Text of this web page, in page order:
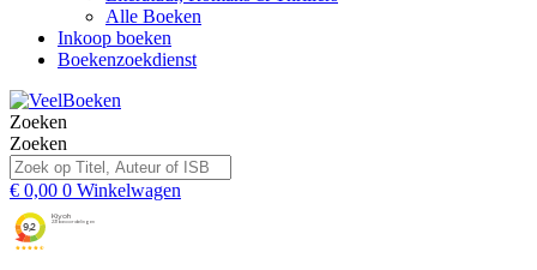
Alle Boeken
Inkoop boeken
Boekenzoekdienst
Zoeken
Zoeken
€ 0,00 0 Winkelwagen